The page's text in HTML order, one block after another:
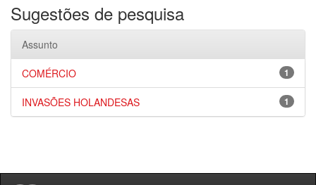
Sugestões de pesquisa
Assunto
1
COMÉRCIO
1
INVASÕES HOLANDESAS